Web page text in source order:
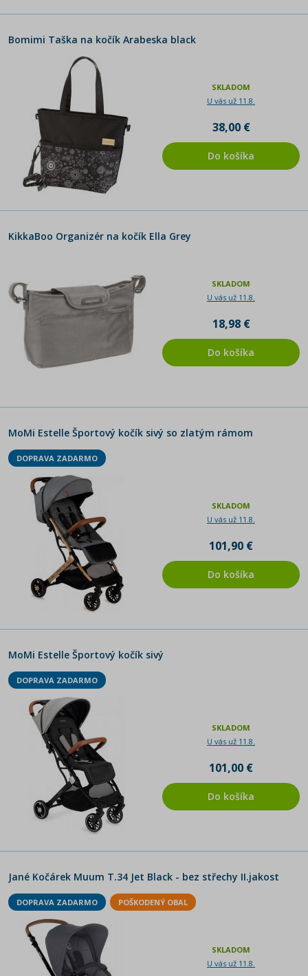
Bomimi Taška na kočík Arabeska black
SKLADOM
U vás už 11.8.
38,00 €
Do košíka
KikkaBoo Organizér na kočík Ella Grey
SKLADOM
U vás už 11.8.
18,98 €
Do košíka
MoMi Estelle Športový kočík sivý so zlatým rámom
DOPRAVA ZADARMO
SKLADOM
U vás už 11.8.
101,90 €
Do košíka
MoMi Estelle Športový kočík sivý
DOPRAVA ZADARMO
SKLADOM
U vás už 11.8.
101,00 €
Do košíka
Jané Kočárek Muum T.34 Jet Black - bez střechy II.jakost
DOPRAVA ZADARMO POŠKODENÝ OBAL
SKLADOM
U vás už 11.8.